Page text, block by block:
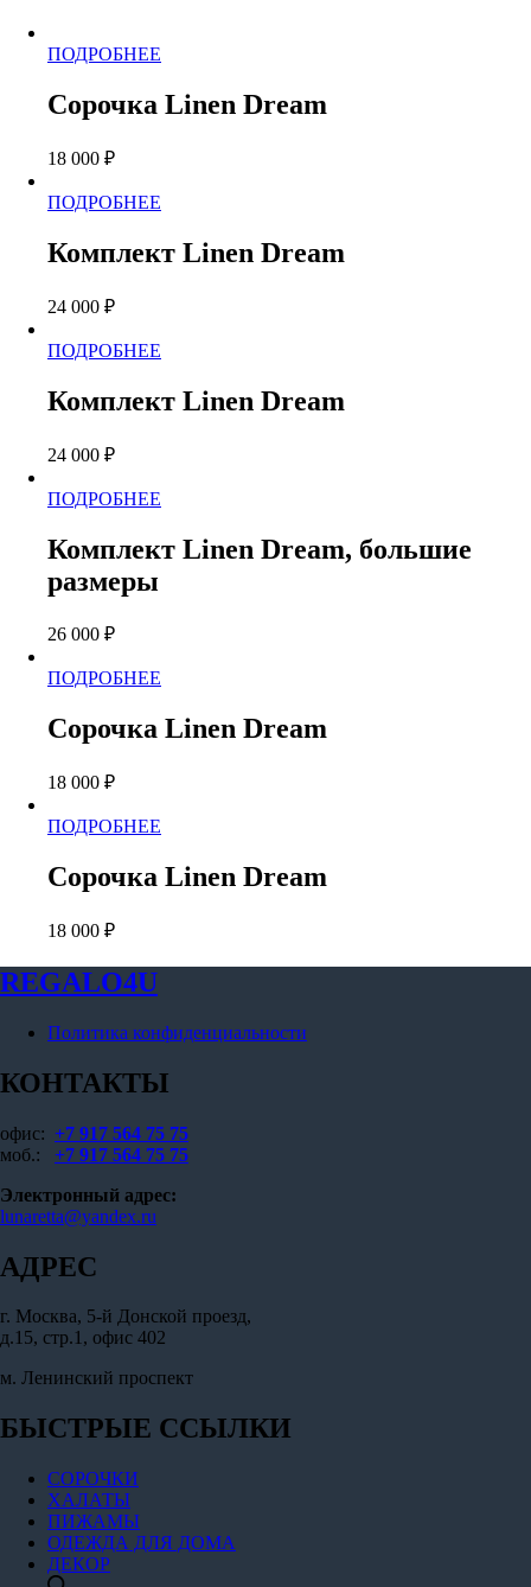
ПОДРОБНЕЕ
имеет
несколько
странице
товара.
Сорочка Linen Dream
18 000 ₽
ПОДРОБНЕЕ
имеет
несколько
странице
товара.
Комплект Linen Dream
24 000 ₽
ПОДРОБНЕЕ
имеет
несколько
странице
товара.
Комплект Linen Dream
24 000 ₽
ПОДРОБНЕЕ
имеет
несколько
странице
Комплект Linen Dream, большие
размеры
26 000 ₽
ПОДРОБНЕЕ
имеет
несколько
странице
товара.
Сорочка Linen Dream
18 000 ₽
ПОДРОБНЕЕ
имеет
несколько
товара.
Сорочка Linen Dream
18 000 ₽
REGALO4U
Политика конфиденциальности
КОНТАКТЫ
офис: +7 917 564 75 75
моб.: +7 917 564 75 75
Электронный адрес:
lunaretta@yandex.ru
АДРЕС
г. Москва, 5-й Донской проезд,
д.15, стр.1, офис 402
м. Ленинский проспект
БЫСТРЫЕ ССЫЛКИ
СОРОЧКИ
ХАЛАТЫ
ПИЖАМЫ
ОДЕЖДА ДЛЯ ДОМА
ДЕКОР